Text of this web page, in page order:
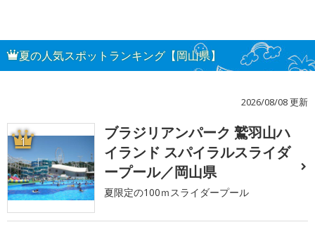
夏の人気スポットランキング【岡山県】
2026/08/08 更新
1
ブラジリアンパーク 鷲羽山ハ
イランド スパイラルスライダ
ープール／岡山県
夏限定の100ｍスライダープール